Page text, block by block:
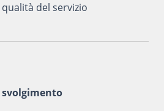
qualità del servizio